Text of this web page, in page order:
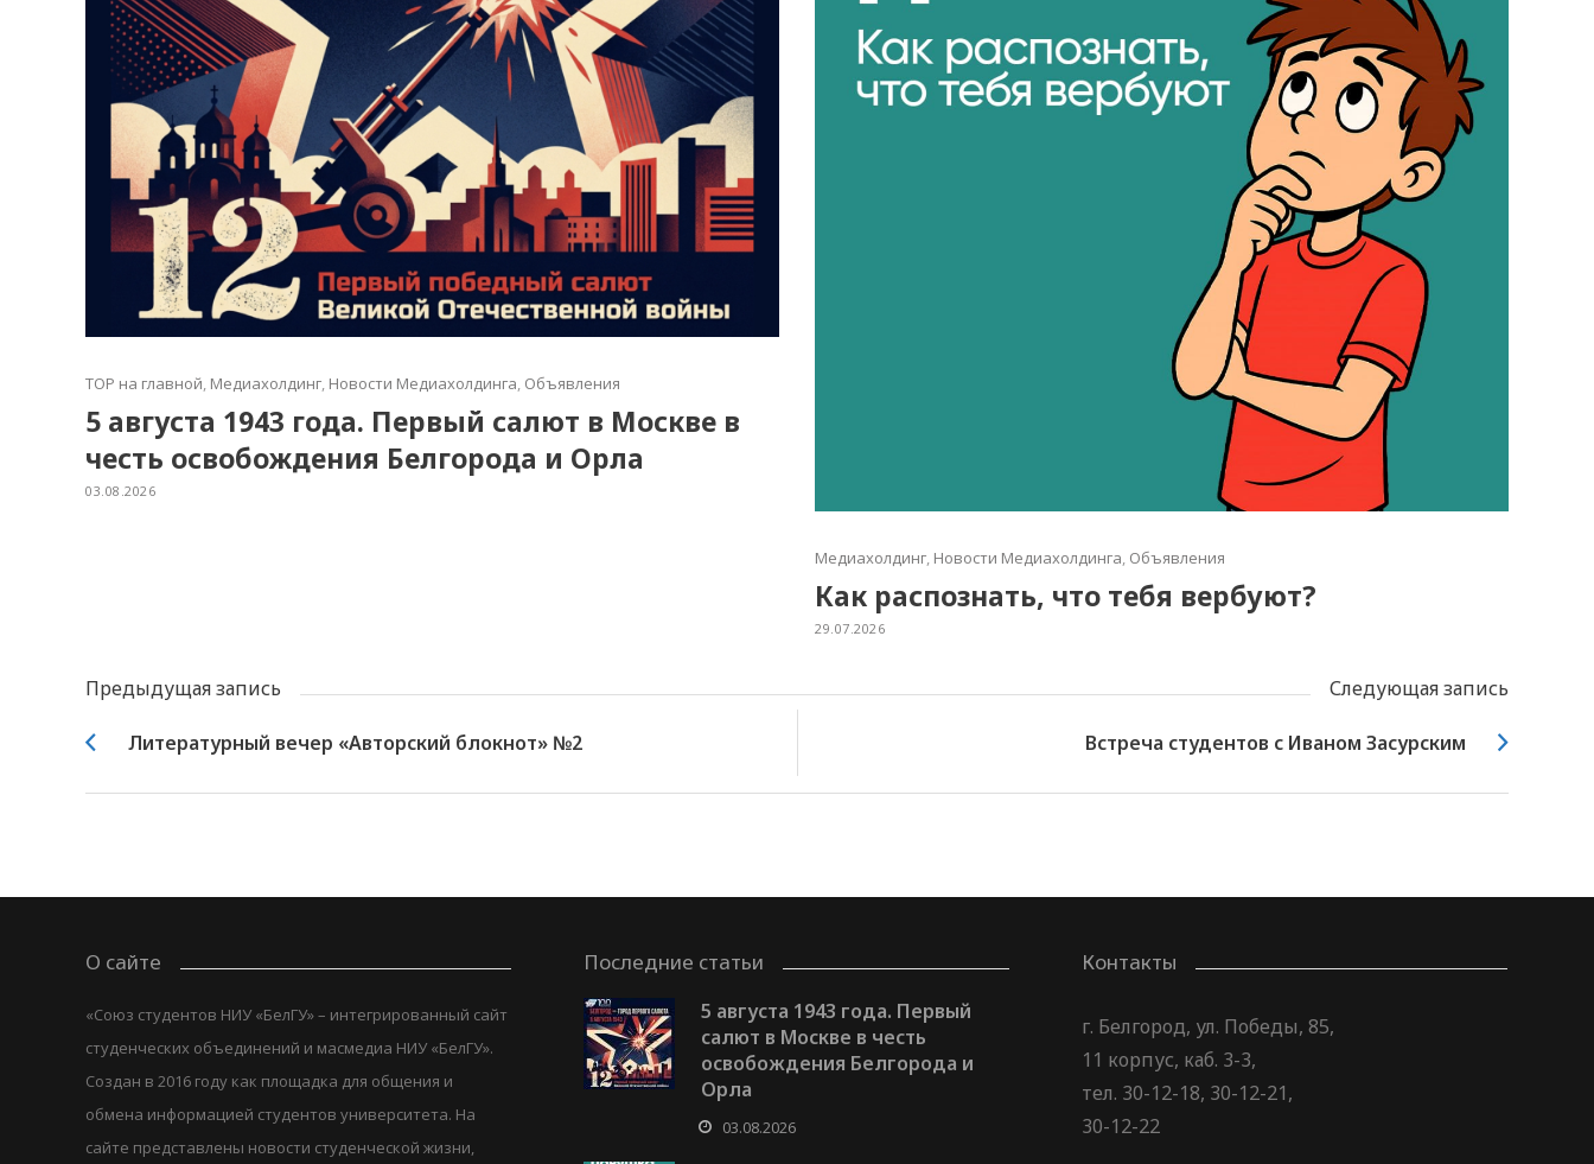
TOP на главной, Медиахолдинг, Новости Медиахолдинга, Объявления
5 августа 1943 года. Первый салют в Москве в
честь освобождения Белгорода и Орла
03.08.2026
Медиахолдинг, Новости Медиахолдинга, Объявления
Как распознать, что тебя вербуют?
29.07.2026
Предыдущая запись Следующая запись
Литературный вечер «Авторский блокнот» №2 Встреча студентов с Иваном Засурским
О сайте
«Союз студентов НИУ «БелГУ» – интегрированный сайт
студенческих объединений и масмедиа НИУ «БелГУ».
Создан в 2016 году как площадка для общения и
обмена информацией студентов университета. На
сайте представлены новости студенческой жизни,
Последние статьи
5 августа 1943 года. Первый
салют в Москве в честь
освобождения Белгорода и
Орла
03.08.2026
Контакты
г. Белгород, ул. Победы, 85,
11 корпус, каб. 3-3,
тел. 30-12-18, 30-12-21,
30-12-22